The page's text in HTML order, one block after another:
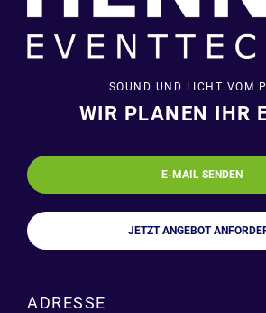
SOUND UND LICHT VOM
WIR PLANEN IHR
E-MAIL SENDEN
JETZT ANGEBOT
ADRESSE